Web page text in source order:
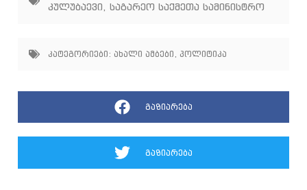
კულუბაევი
საგარეო საქმეთა სამინისტრო
კატეგორიები: ახალი ამბები , პოლიტიკა
გაზიარება
გაზიარება